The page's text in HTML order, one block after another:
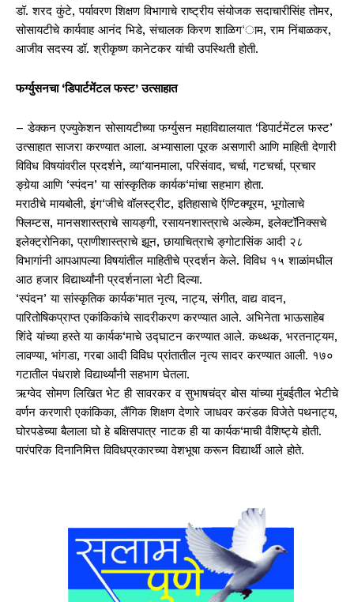
डॉ. शरद कुंटे, पर्यावरण शिक्षण विभागाचे राष्ट्रीय संयोजक सदाचारीसिंह तोमर,
सोसायटीचे कार्यवाह आनंद भिडे, संचालक किरण शाळिग‘ाम, राम निंबाळकर,
आजीव सदस्य डॉ. श्रीकृष्ण कानेटकर यांची उपस्थिती होती.
फर्ग्युसनचा ‘डिपार्टमेंटल फस्ट’ उत्साहात
– डेक्कन एज्युकेशन सोसायटीच्या फर्ग्युसन महाविद्यालयात ‘डिपार्टमेंटल फस्ट’
उत्साहात साजरा करण्यात आला. अभ्यासाला पूरक असणारी आणि माहिती देणारी
विविध विषयांवरील प्रदर्शने, व्या‘यानमाला, परिसंवाद, चर्चा, गटचर्चा, प्रचार
ङ्गेर्‍या आणि ‘स्पंदन’ या सांस्कृतिक कार्यक‘मांचा सहभाग होता.
मराठीचे मायबोली, इंग‘जीचे वॉलस्ट्रीट, इतिहासाचे ऍण्टिक्यूरम, भूगोलाचे
फ्लिम्टस, मानसशास्त्राचे सायङ्गी, रसायनशास्त्राचे अल्केम, इलेक्टॉनिक्सचे
इलेक्ट्रोनिका, प्राणीशास्त्राचे झून, छायाचित्राचे ङ्गोटासिंक आदी २८
विभागांनी आपआपल्या विषयांतील माहितीचे प्रदर्शन केले. विविध १५ शाळांमधील
आठ हजार विद्यार्थ्यांनी प्रदर्शनाला भेटी दिल्या.
‘स्पंदन’ या सांस्कृतिक कार्यक‘मात नृत्य, नाट्य, संगीत, वाद्य वादन,
पारितोषिकप्राप्त एकांकिकांचे सादरीकरण करण्यात आले. अभिनेता भाऊसाहेब
शिंदे यांच्या हस्ते या कार्यक‘माचे उद्घाटन करण्यात आले. कथ्थक, भरतनाट्यम,
लावण्या, भांगडा, गरबा आदी विविध प्रांतातील नृत्य सादर करण्यात आली. १७०
गटातील पंधराशे विद्यार्थ्यांनी सहभाग घेतला.
ऋग्वेद सोमण लिखित भेट ही सावरकर व सुभाषचंद्र बोस यांच्या मुंबईतील भेटीचे
वर्णन करणारी एकांकिका, लैंगिक शिक्षण देणारे जाधवर करंडक विजेते पथनाट्य,
घोरपडेच्या बैलाला घो हे बक्षिसपात्र नाटक ही या कार्यक‘माची वैशिष्ट्ये होती.
पारंपरिक दिनानिमित्त विविधप्रकारच्या वेशभूषा करून विद्यार्थी आले होते.